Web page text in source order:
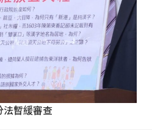
法暫緩審查